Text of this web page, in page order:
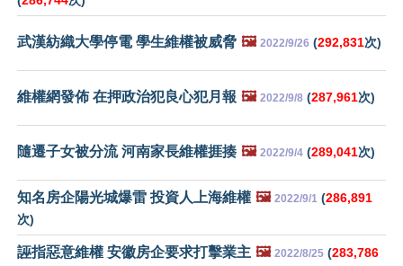
武漢紡織大學停電 學生維權被威脅 🖼️ 2022/9/26 (292,831次)
維權網發佈 在押政治犯良心犯月報 🖼️ 2022/9/8 (287,961次)
隨遷子女被分流 河南家長維權捱揍 🖼️ 2022/9/4 (289,041次)
知名房企陽光城爆雷 投資人上海維權 🖼️ 2022/9/1 (286,891
次)
誣指惡意維權 安徽房企要求打擊業主 🖼️ 2022/8/25 (283,786